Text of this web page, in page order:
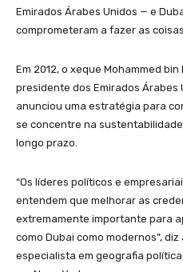
Emirados Árabes Unidos — e
comprometeram a fazer as
Em 2012, o xeque Mohammed
presidente dos Emirados Árabes
anunciou uma estratégia para
se concentre na
longo prazo.
“Os líderes políticos e
entendem que melhorar as
extremamente importante para
como Dubai como modernos”,
especialista em geografia